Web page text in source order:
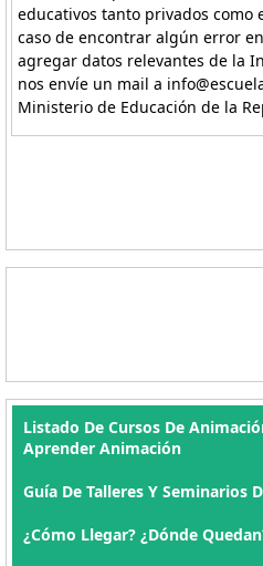
educativos tanto privados como
caso de encontrar algún error
agregar datos relevantes de la
nos envíe un mail a
Ministerio de Educación de la
Listado De Cursos De
Aprender Animación
Guía De Talleres Y Seminarios
¿Cómo Llegar? ¿Dónde